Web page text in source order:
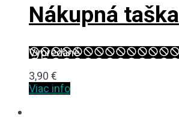
Nákupná taška
Vypredané
3,90 €
Viac info